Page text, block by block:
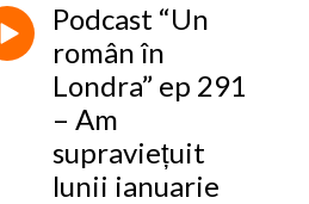
Podcast “Un
român în
Londra” ep 291
– Am
supraviețuit
lunii ianuarie